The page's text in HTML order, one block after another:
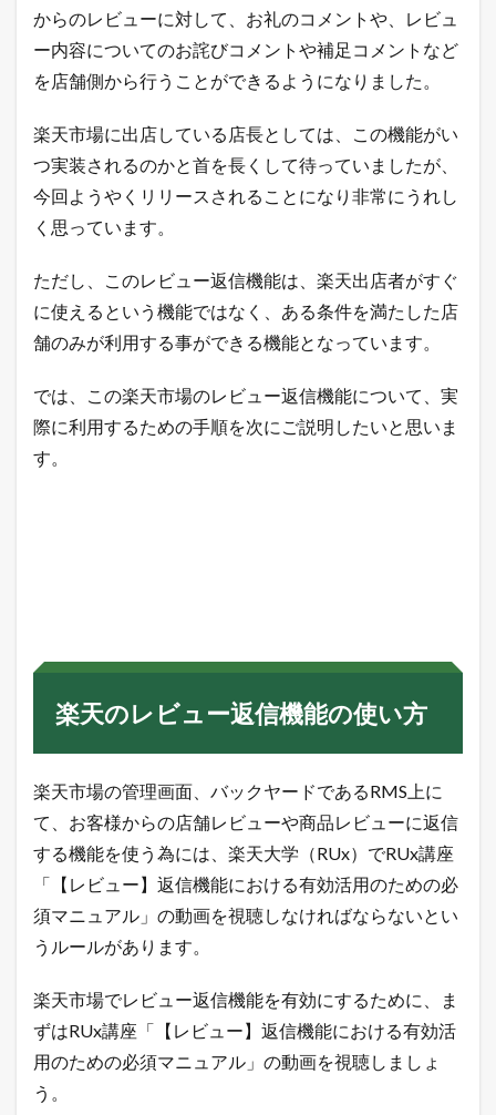
ー
信
機
能
ま
と
め
からのレビューに対して、お礼のコメントや、レビュ
ー内容についてのお詫びコメントや補足コメントなど
を店舗側から行うことができるようになりました。
楽天市場に出店している店長としては、この機能がい
つ実装されるのかと首を長くして待っていましたが、
今回ようやくリリースされることになり非常にうれし
く思っています。
ただし、このレビュー返信機能は、楽天出店者がすぐ
に使えるという機能ではなく、ある条件を満たした店
舗のみが利用する事ができる機能となっています。
では、この楽天市場のレビュー返信機能について、実
際に利用するための手順を次にご説明したいと思いま
す。
楽天のレビュー返信機能の使い方
楽天市場の管理画面、バックヤードであるRMS上に
て、お客様からの店舗レビューや商品レビューに返信
する機能を使う為には、楽天大学（RUx）でRUx講座
「【レビュー】返信機能における有効活用のための必
須マニュアル」の動画を視聴しなければならないとい
うルールがあります。
楽天市場でレビュー返信機能を有効にするために、ま
ずはRUx講座「【レビュー】返信機能における有効活
用のための必須マニュアル」の動画を視聴しましょ
う。